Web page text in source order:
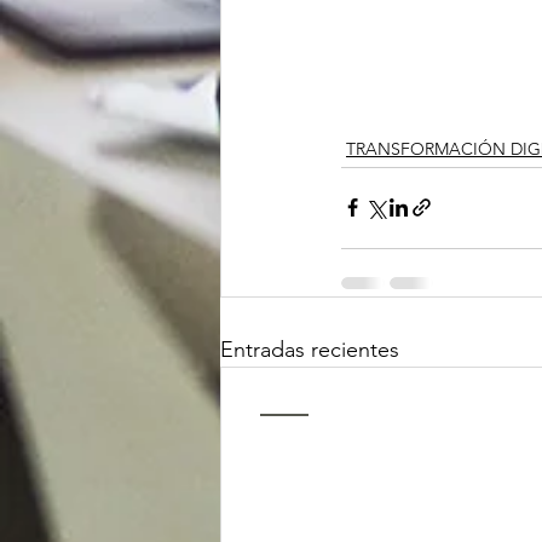
TRANSFORMACIÓN
Entradas recientes
Master en Dirección de